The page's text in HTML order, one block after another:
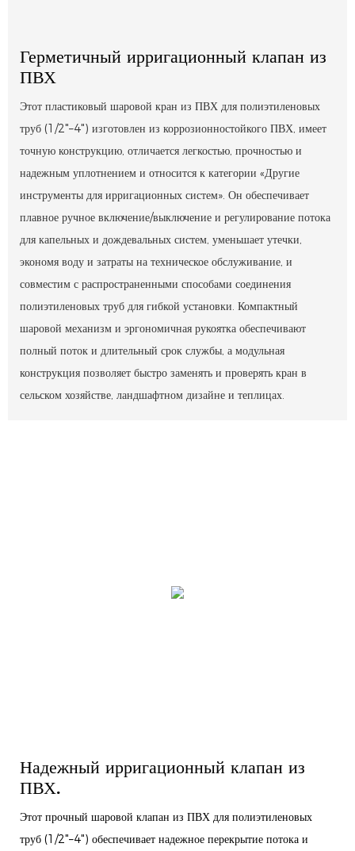
Герметичный ирригационный клапан из
ПВХ
Этот пластиковый шаровой кран из ПВХ для полиэтиленовых
труб (1/2"–4") изготовлен из коррозионностойкого ПВХ, имеет
точную конструкцию, отличается легкостью, прочностью и
надежным уплотнением и относится к категории «Другие
инструменты для ирригационных систем». Он обеспечивает
плавное ручное включение/выключение и регулирование потока
для капельных и дождевальных систем, уменьшает утечки,
экономя воду и затраты на техническое обслуживание, и
совместим с распространенными способами соединения
полиэтиленовых труб для гибкой установки. Компактный
шаровой механизм и эргономичная рукоятка обеспечивают
полный поток и длительный срок службы, а модульная
конструкция позволяет быстро заменять и проверять кран в
сельском хозяйстве, ландшафтном дизайне и теплицах.
Надежный ирригационный клапан из
ПВХ.
Этот прочный шаровой клапан из ПВХ для полиэтиленовых
труб (1/2"–4") обеспечивает надежное перекрытие потока и